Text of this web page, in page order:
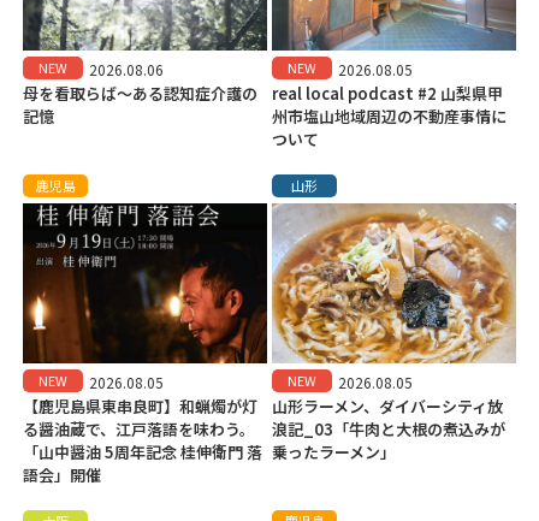
NEW 2026.08.06
母を看取らば～ある認知症介護の
記憶
NEW 2026.08.05
real local podcast #2 山梨県甲
州市塩山地域周辺の不動産事情に
ついて
鹿児島
NEW 2026.08.05
【鹿児島県東串良町】和蝋燭が灯
る醤油蔵で、江戸落語を味わう。
「山中醤油 5周年記念 桂伸衛門 落
語会」開催
山形
NEW 2026.08.05
山形ラーメン、ダイバーシティ放
浪記_03「牛肉と大根の煮込みが
乗ったラーメン」